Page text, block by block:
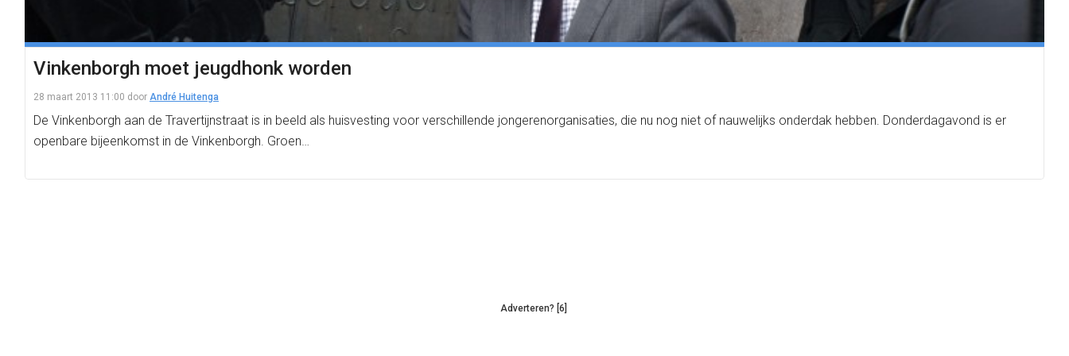
Vinkenborgh moet jeugdhonk worden
28 maart 2013 11:00 door André Huitenga
De Vinkenborgh aan de Travertijnstraat is in beeld als huisvesting voor verschillende jongerenorganisaties, die nu nog niet of nauwelijks onderdak hebben. Donderdagavond is er
openbare bijeenkomst in de Vinkenborgh. Groen…
Adverteren? [6]